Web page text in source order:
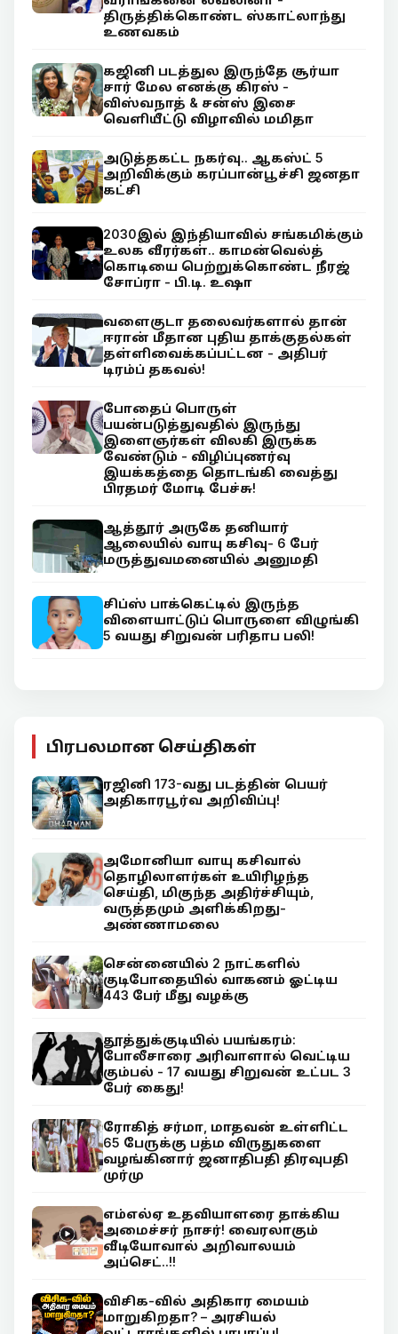
திருத்திக்கொண்ட ஸ்காட்லாந்து
உணவகம்
கஜினி படத்துல இருந்தே சூர்யா
சார் மேல எனக்கு கிரஸ் -
விஸ்வநாத் & சன்ஸ் இசை
வெளியீட்டு விழாவில் மமிதா
அடுத்தகட்ட நகர்வு.. ஆகஸ்ட் 5
அறிவிக்கும் கரப்பான்பூச்சி ஜனதா
கட்சி
2030இல் இந்தியாவில் சங்கமிக்கும்
உலக வீரர்கள்.. காமன்வெல்த்
கொடியை பெற்றுக்கொண்ட நீரஜ்
சோப்ரா - பி.டி. உஷா
வளைகுடா தலைவர்களால் தான்
ஈரான் மீதான புதிய தாக்குதல்கள்
தள்ளிவைக்கப்பட்டன - அதிபர்
டிரம்ப் தகவல்!
போதைப் பொருள்
பயன்படுத்துவதில் இருந்து
இளைஞர்கள் விலகி இருக்க
வேண்டும் - விழிப்புணர்வு
இயக்கத்தை தொடங்கி வைத்து
பிரதமர் மோடி பேச்சு!
ஆத்தூர் அருகே தனியார்
ஆலையில் வாயு கசிவு- 6 பேர்
மருத்துவமனையில் அனுமதி
சிப்ஸ் பாக்கெட்டில் இருந்த
விளையாட்டுப் பொருளை விழுங்கி
5 வயது சிறுவன் பரிதாப பலி!
பிரபலமான செய்திகள்
ரஜினி 173-வது படத்தின் பெயர்
அதிகாரபூர்வ அறிவிப்பு!
அமோனியா வாயு கசிவால்
தொழிலாளர்கள் உயிரிழந்த
செய்தி, மிகுந்த அதிர்ச்சியும்,
வருத்தமும் அளிக்கிறது-
அண்ணாமலை
சென்னையில் 2 நாட்களில்
குடிபோதையில் வாகனம் ஓட்டிய
443 பேர் மீது வழக்கு
தூத்துக்குடியில் பயங்கரம்:
போலீசாரை அரிவாளால் வெட்டிய
கும்பல் - 17 வயது சிறுவன் உட்பட 3
பேர் கைது!
ரோகித் சர்மா, மாதவன் உள்ளிட்ட
65 பேருக்கு பத்ம விருதுகளை
வழங்கினார் ஜனாதிபதி திரவுபதி
முர்மு
எம்எல்ஏ உதவியாளரை தாக்கிய
அமைச்சர் நாசர்! வைரலாகும்
வீடியோவால் அறிவாலயம்
அப்செட்..!!
விசிக-வில் அதிகார மையம்
மாறுகிறதா? – அரசியல்